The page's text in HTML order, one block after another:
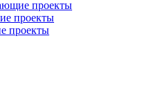
проекты
проекты
проекты